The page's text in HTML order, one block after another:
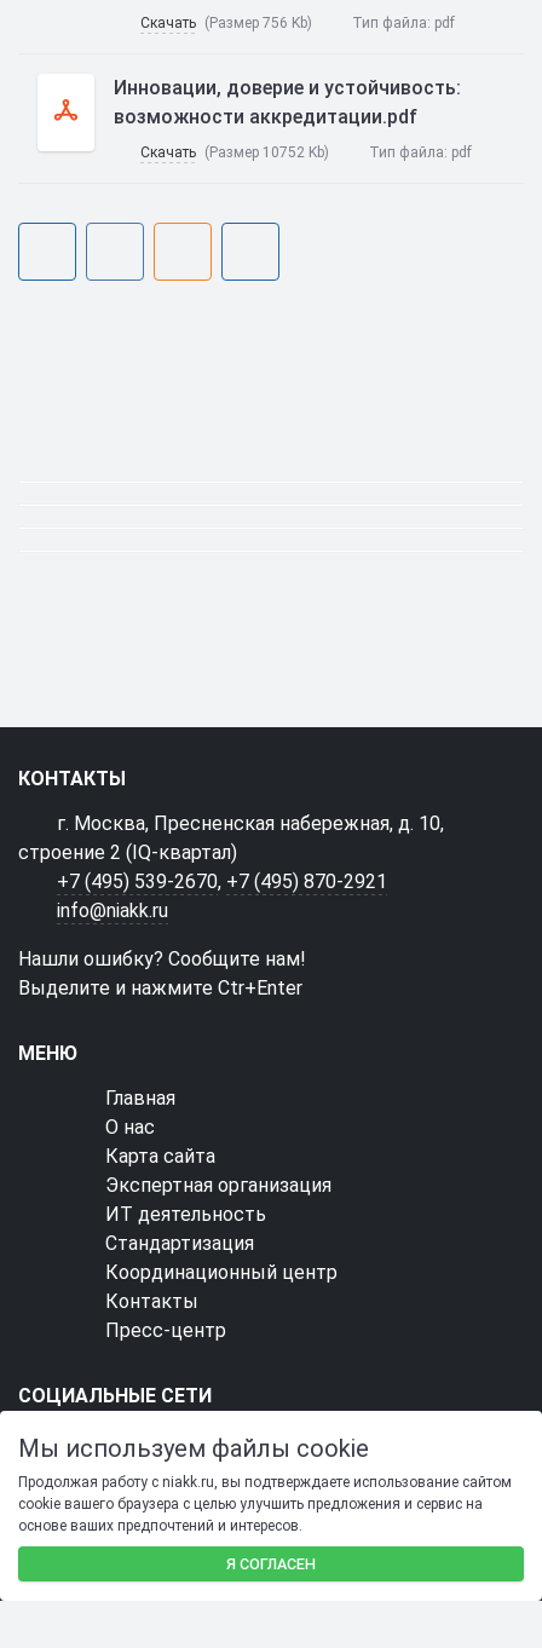
Скачать (Размер 756 Kb) Тип файла: pdf
Инновации, доверие и устойчивость:
возможности аккредитации.pdf
Скачать (Размер 10752 Kb) Тип файла: pdf
КОНТАКТЫ
г. Москва, Пресненская набережная, д. 10,
строение 2 (IQ-квартал)
+7 (495) 539-2670, +7 (495) 870-2921
info@niakk.ru
Нашли ошибку? Сообщите нам!
Выделите и нажмите Ctr+Enter
МЕНЮ
Главная
О нас
Карта сайта
Экспертная организация
ИТ деятельность
Стандартизация
Координационный центр
Контакты
Пресс-центр
СОЦИАЛЬНЫЕ СЕТИ
SIMAI-SF4: Сайт учебного центра
Мы используем файлы cookie
Продолжая работу с niakk.ru, вы подтверждаете использование сайтом
cookie вашего браузера с целью улучшить предложения и сервис на
основе ваших предпочтений и интересов.
Я СОГЛАСЕН